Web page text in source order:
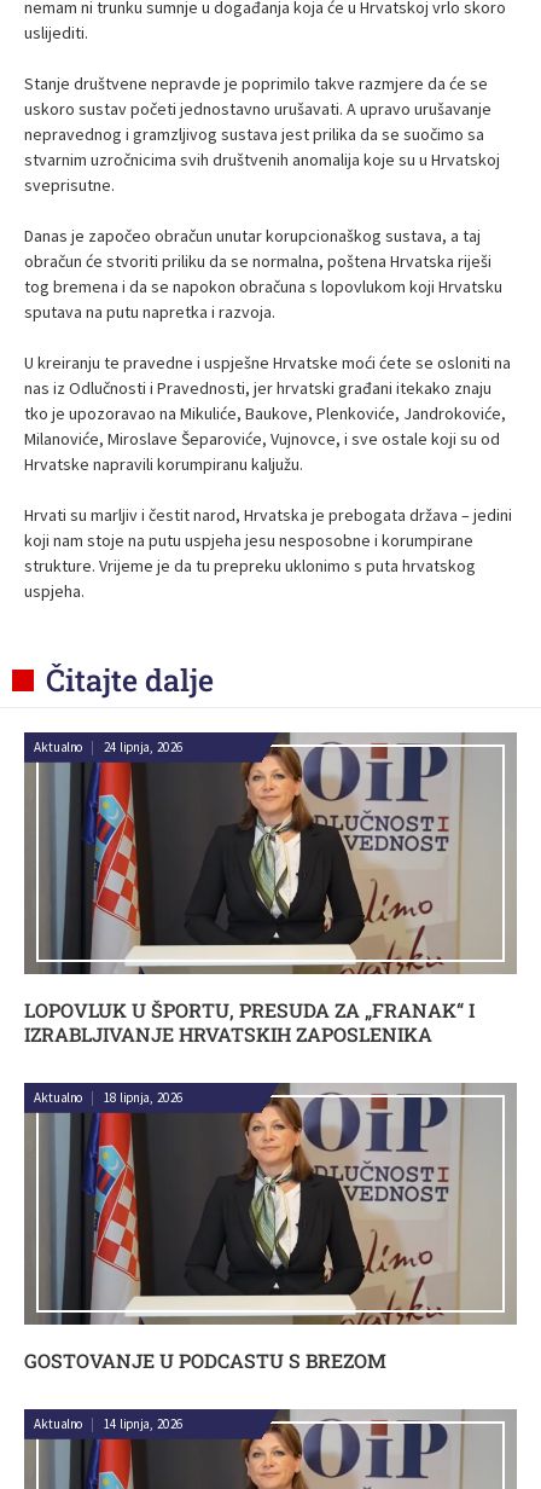
nemam ni trunku sumnje u događanja koja će u Hrvatskoj vrlo skoro
uslijediti.
Stanje društvene nepravde je poprimilo takve razmjere da će se
uskoro sustav početi jednostavno urušavati. A upravo urušavanje
nepravednog i gramzljivog sustava jest prilika da se suočimo sa
stvarnim uzročnicima svih društvenih anomalija koje su u Hrvatskoj
sveprisutne.
Danas je započeo obračun unutar korupcionaškog sustava, a taj
obračun će stvoriti priliku da se normalna, poštena Hrvatska riješi
tog bremena i da se napokon obračuna s lopovlukom koji Hrvatsku
sputava na putu napretka i razvoja.
U kreiranju te pravedne i uspješne Hrvatske moći ćete se osloniti na
nas iz Odlučnosti i Pravednosti, jer hrvatski građani itekako znaju
tko je upozoravao na Mikuliće, Baukove, Plenkoviće, Jandrokoviće,
Milanoviće, Miroslave Šeparoviće, Vujnovce, i sve ostale koji su od
Hrvatske napravili korumpiranu kaljužu.
Hrvati su marljiv i čestit narod, Hrvatska je prebogata država – jedini
koji nam stoje na putu uspjeha jesu nesposobne i korumpirane
strukture. Vrijeme je da tu prepreku uklonimo s puta hrvatskog
uspjeha.
Čitajte dalje
LOPOVLUK U ŠPORTU, PRESUDA ZA „FRANAK“ I
IZRABLJIVANJE HRVATSKIH ZAPOSLENIKA
Aktualno | 24 lipnja, 2026
GOSTOVANJE U PODCASTU S BREZOM
Aktualno | 18 lipnja, 2026
Aktualno | 14 lipnja, 2026